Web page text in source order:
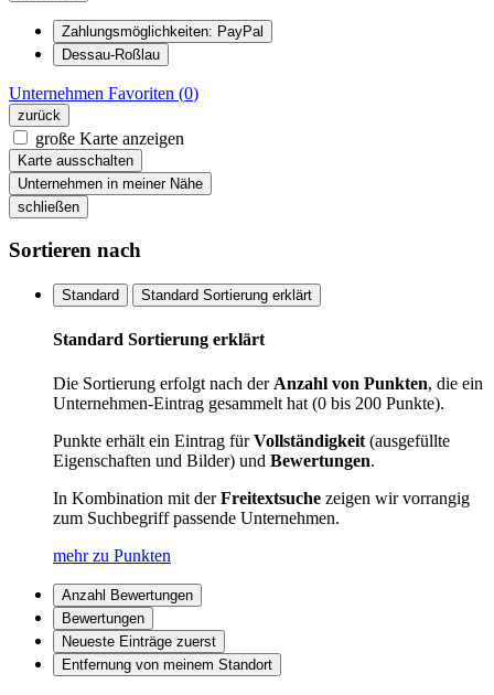
Zahlungsmöglichkeiten: PayPal
Dessau-Roßlau
Unternehmen Favoriten (0)
zurück
große Karte anzeigen
Karte ausschalten
Unternehmen in meiner Nähe
schließen
Sortieren nach
Standard Standard Sortierung erklärt
Standard Sortierung erklärt
Die Sortierung erfolgt nach der Anzahl von Punkten, die ein
Unternehmen-Eintrag gesammelt hat (0 bis 200 Punkte).
Punkte erhält ein Eintrag fürVollständigkeit (ausgefüllte
Eigenschaften und Bilder) und Bewertungen.
In Kombination mit derFreitextsuche zeigen wir vorrangig
zum Suchbegriff passende Unternehmen.
mehr zu Punkten
Anzahl Bewertungen
Bewertungen
Neueste Einträge zuerst
Entfernung von meinem Standort